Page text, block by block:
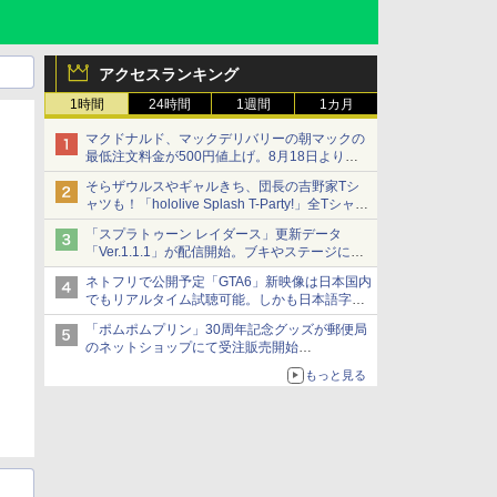
アクセスランキング
1時間 24時間 1週間 1カ月
マクドナルド、マックデリバリーの朝マックの
最低注文料金が500円値上げ。8月18日より
1,500円から受付
そらザウルスやギャルきち、団長の吉野家Tシ
ャツも！「hololive Splash T-Party!」全Tシャツ
ラインナップ公開＆オンライン販売開始
「スプラトゥーン レイダース」更新データ
「Ver.1.1.1」が配信開始。ブキやステージに関
する不具合を修正
ネトフリで公開予定「GTA6」新映像は日本国内
でもリアルタイム試聴可能。しかも日本語字幕
付き
Netflixから公式回答あり
「ポムポムプリン」30周年記念グッズが郵便局
のネットショップにて受注販売開始
「おもちもちもちクッション」など今年だけの
もっと見る